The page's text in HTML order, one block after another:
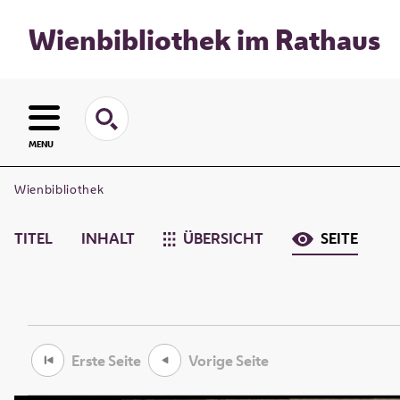
Wienbibliothek im Rathaus
MENU
Wienbibliothek
TITEL INHALT ÜBERSICHT SEITE
Erste Seite Vorige Seite